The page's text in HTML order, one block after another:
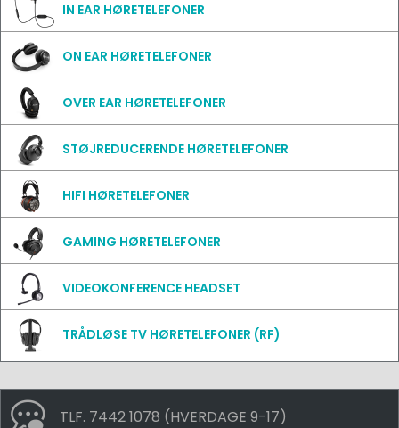
IN EAR HØRETELEFONER
ON EAR HØRETELEFONER
OVER EAR HØRETELEFONER
STØJREDUCERENDE HØRETELEFONER
HIFI HØRETELEFONER
GAMING HØRETELEFONER
VIDEOKONFERENCE HEADSET
TRÅDLØSE TV HØRETELEFONER (RF)
TLF. 7442 1078 (HVERDAGE 9-17)